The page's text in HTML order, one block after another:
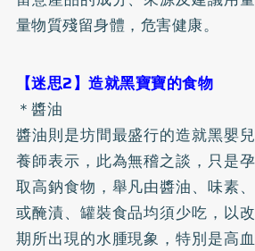
量物質殘留身體，危害健康。
【迷思2】造就黑寶寶的食物
＊醬油
醬油則是坊間最盛行的造就黑嬰
養師表示，此為無稽之談，只是
取高鈉食物，舉凡由醬油、味素
或醃漬、罐裝食品均須少吃，以
期所出現的水腫現象，特別是高